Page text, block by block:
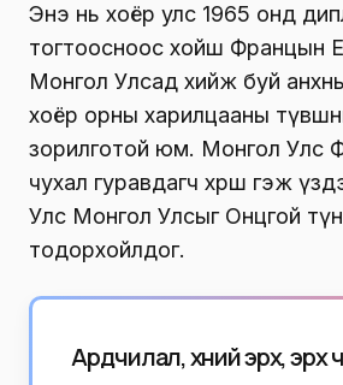
Энэ нь хоёр улс 1965 онд
тогтоосноос хойш Францын
Монгол Улсад хийж буй анхны
хоёр орны харилцааны
зорилготой юм. Монгол Улс
чухал гуравдагч хөрш гэж
Улс Монгол Улсыг Онцгой
тодорхойлдог.
Ардчилал, хүний эрх, эрх